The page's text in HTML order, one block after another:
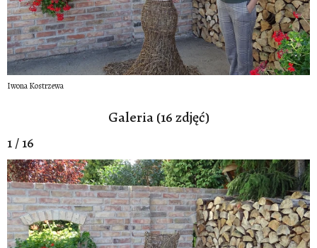
Iwona Kostrzewa
Galeria (16 zdjęć)
1 / 16